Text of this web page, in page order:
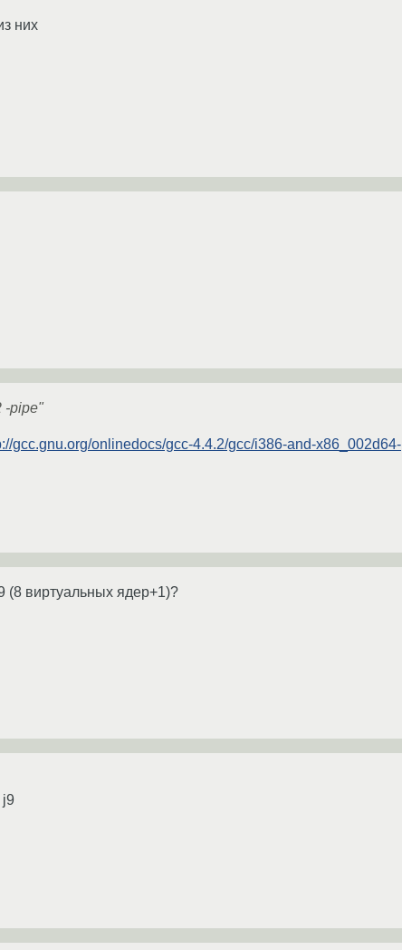
них
-pipe"
gcc.gnu.org/onlinedocs/gcc-4.4.2/gcc/i386-and-x86_002d64-
(8 виртуальных ядер+1)?